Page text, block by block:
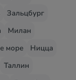
Зальцбург
Милан
море
Ницца
Таллин